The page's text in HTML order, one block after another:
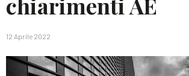
12 Aprile 2022